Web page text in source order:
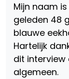
Mijn naam
geleden 48
blauwe
Hartelijk
dit interview
algemeen.